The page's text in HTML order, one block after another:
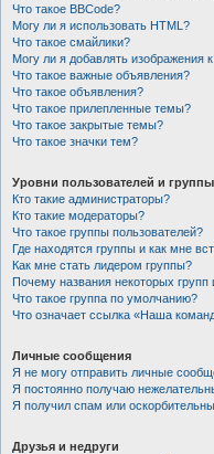
Что такое BBCode?
Могу ли я использовать HTML?
Что такое смайлики?
Могу ли я добавлять изображения
Что такое важные объявления?
Что такое объявления?
Что такое прилепленные темы?
Что такое закрытые темы?
Что такое значки тем?
Уровни пользователей и группы
Кто такие администраторы?
Кто такие модераторы?
Что такое группы пользователей?
Где находятся группы и как мне
Как мне стать лидером группы?
Почему названия некоторых
Что такое группа по умолчанию?
Что означает ссылка «Наша
Личные сообщения
Я не могу отправить личные
Я постоянно получаю
Я получил спам или
Друзья и недруги